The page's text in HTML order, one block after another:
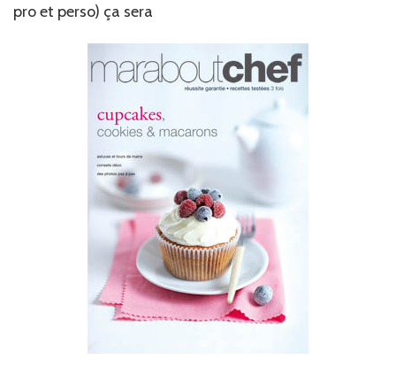
pro et perso) ça sera